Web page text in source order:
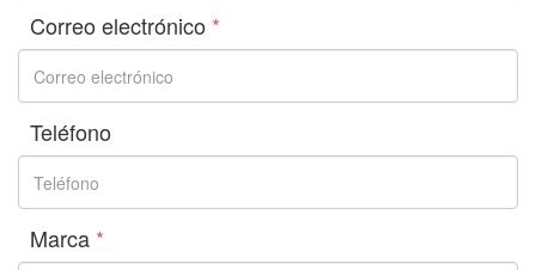
Correo electrónico *
Teléfono
Marca *